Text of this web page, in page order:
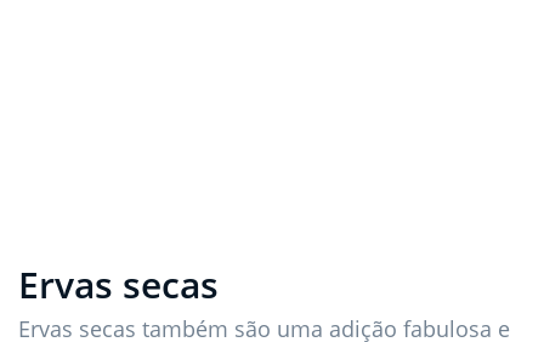
Ervas secas
Ervas secas também são uma adição fabulosa e